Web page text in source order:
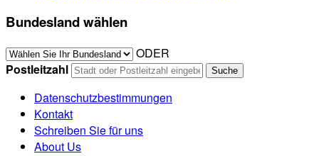
Bundesland wählen
ODER
Postleitzahl
Datenschutzbestimmungen
Kontakt
Schreiben Sie für uns
About Us